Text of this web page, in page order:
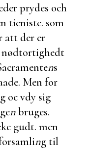
prydes och
tieniste. som
att der er
nødtortighedt
ns
Men for
oc vdy sig
nbruges.
gudt. men
ng til